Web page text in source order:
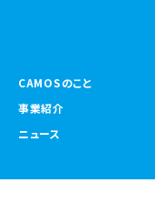
CAMOSのこと
事業紹介
ニュース